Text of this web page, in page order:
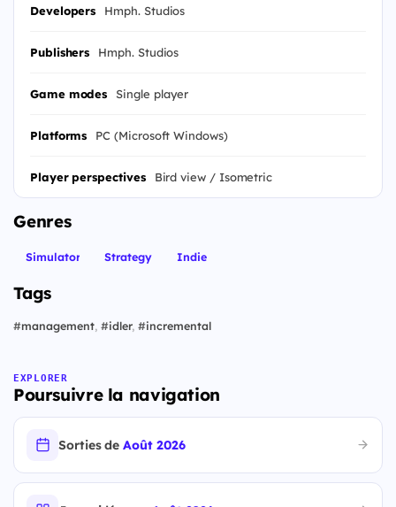
Developers Hmph. Studios
Publishers Hmph. Studios
Game modes Single player
Platforms PC (Microsoft Windows)
Player perspectives Bird view / Isometric
Genres
Simulator Strategy Indie
Tags
#management, #idler, #incremental
EXPLORER
Poursuivre la navigation
Sorties deAoût 2026